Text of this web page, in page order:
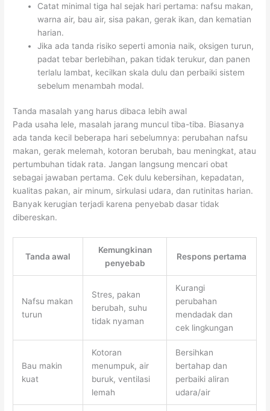
Catat minimal tiga hal sejak hari pertama: nafsu makan,
warna air, bau air, sisa pakan, gerak ikan, dan kematian
harian.
Jika ada tanda risiko seperti amonia naik, oksigen turun,
padat tebar berlebihan, pakan tidak terukur, dan panen
terlalu lambat, kecilkan skala dulu dan perbaiki sistem
sebelum menambah modal.
Tanda masalah yang harus dibaca lebih awal
Pada usaha lele, masalah jarang muncul tiba-tiba. Biasanya
ada tanda kecil beberapa hari sebelumnya: perubahan nafsu
makan, gerak melemah, kotoran berubah, bau meningkat, atau
pertumbuhan tidak rata. Jangan langsung mencari obat
sebagai jawaban pertama. Cek dulu kebersihan, kepadatan,
kualitas pakan, air minum, sirkulasi udara, dan rutinitas harian.
Banyak kerugian terjadi karena penyebab dasar tidak
dibereskan.
Tanda awal
Kemungkinan
penyebab
Respons pertama
Nafsu makan
turun
Stres, pakan
berubah, suhu
tidak nyaman
Kurangi
perubahan
mendadak dan
cek lingkungan
Bau makin
kuat
Kotoran
menumpuk, air
buruk, ventilasi
lemah
Bersihkan
bertahap dan
perbaiki aliran
udara/air